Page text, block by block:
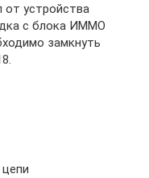
от устройства
с блока ИММО
замкнуть